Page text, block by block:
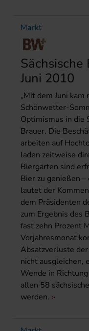
Markt
Juni 2010
„Mit dem Juni
Schönwetter-
Optimismus in die
Brauer. Die
arbeiten auf
laden zeitweise
Biergärten sind
Bier zu genießen –
lautet der
dem Präsidenten
zum Ergebnis des
fast zehn Prozent
Vorjahresmonat
Absatzverluste
nicht ausgleichen,
Wende in
allen 58
werden.